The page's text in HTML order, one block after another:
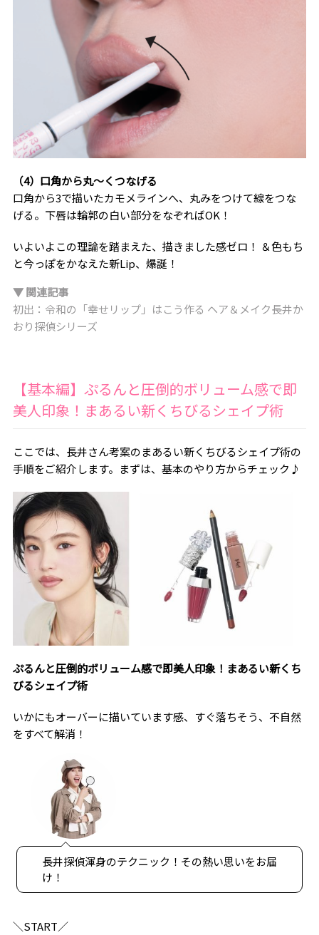
（4）口角から丸〜くつなげる
口角から3で描いたカモメラインへ、丸みをつけて線をつな
げる。下唇は輪郭の白い部分をなぞればOK！
いよいよこの理論を踏まえた、描きました感ゼロ！ ＆色もち
と今っぽをかなえた新Lip、爆誕！
▼ 関連記事
初出：令和の「幸せリップ」はこう作る ヘア＆メイク長井か
おり探偵シリーズ
【基本編】ぷるんと圧倒的ボリューム感で即
美人印象！まあるい新くちびるシェイプ術
ここでは、長井さん考案のまあるい新くちびるシェイプ術の
手順をご紹介します。まずは、基本のやり方からチェック♪
ぷるんと圧倒的ボリューム感で即美人印象！まあるい新くち
びるシェイプ術
いかにもオーバーに描いています感、すぐ落ちそう、不自然
をすべて解消！
長井探偵渾身のテクニック！その熱い思いをお届
け！
＼START／